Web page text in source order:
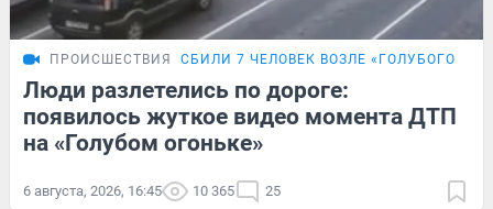
ПРОИСШЕСТВИЯ СБИЛИ 7 ЧЕЛОВЕК ВОЗЛЕ «ГОЛУБОГО
Люди разлетелись по дороге:
появилось жуткое видео момента ДТП
на «Голубом огоньке»
6 августа, 2026, 16:45 10 365 25